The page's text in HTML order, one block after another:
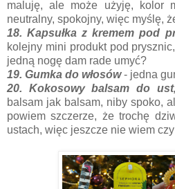
maluję, ale może użyję, kolor
neutralny, spokojny, więc myślę,
18. Kapsułka z kremem pod
kolejny mini produkt pod
jedną nogę dam rade umyć?
19. Gumka do włosów- jedna
20. Kokosowy balsam do ust,
balsam jak balsam, niby spoko,
powiem szczerze, że trochę
ustach, więc jeszcze nie wiem